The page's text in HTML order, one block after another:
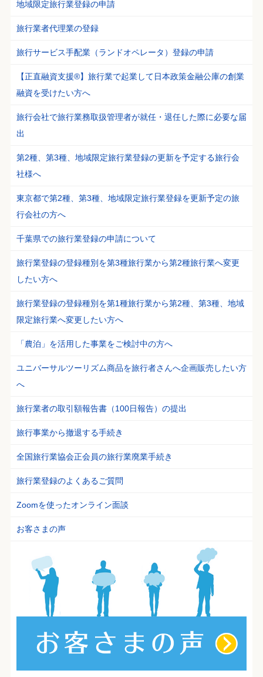
地域限定旅行業登録の申請
旅行業者代理業の登録
旅行サービス手配業（ランドオペレータ）登録の申請
【正直融資支援®】旅行業で起業して日本政策金融公庫の創業
融資を受けたい方へ
旅行会社で旅行業務取扱管理者が就任・退任した際に必要な届
出
第2種、第3種、地域限定旅行業登録の更新を予定する旅行会
社様へ
東京都で第2種、第3種、地域限定旅行業登録を更新予定の旅
行会社の方へ
千葉県での旅行業登録の申請について
旅行業登録の登録種別を第3種旅行業から第2種旅行業へ変更
したい方へ
旅行業登録の登録種別を第1種旅行業から第2種、第3種、地域
限定旅行業へ変更したい方へ
「農泊」を活用した事業をご検討中の方へ
ユニバーサルツーリズム商品を旅行者さんへ企画販売したい方
へ
旅行業者の取引額報告書（100日報告）の提出
旅行事業から撤退する手続き
全国旅行業協会正会員の旅行業廃業手続き
旅行業登録のよくあるご質問
Zoomを使ったオンライン面談
お客さまの声